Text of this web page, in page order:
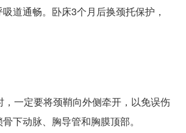
道通畅。卧床3个月后换颈托保护，
，一定要将颈鞘向外侧牵开，以免误伤
下动脉、胸导管和胸膜顶部。